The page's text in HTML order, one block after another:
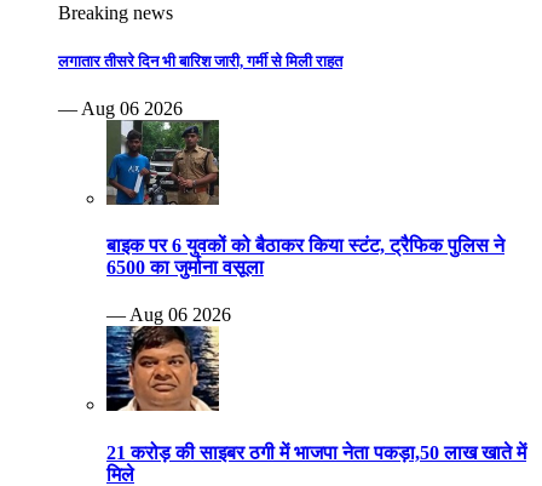
Breaking news
लगातार तीसरे दिन भी बारिश जारी, गर्मी से मिली राहत
— Aug 06 2026
बाइक पर 6 युवकों को बैठाकर किया स्टंट, ट्रैफिक पुलिस ने
6500 का जुर्माना वसूला
— Aug 06 2026
21 करोड़ की साइबर ठगी में भाजपा नेता पकड़ा,50 लाख खाते में
मिले